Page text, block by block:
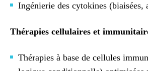
Ingénierie des cytokines
Thérapies cellulaires et
Thérapies à base de cellules